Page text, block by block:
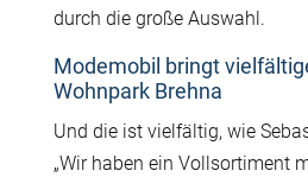
durch die große Auswahl.
Modemobil bringt
Wohnpark Brehna
Und die ist vielfältig, wie
„Wir haben ein Vollsortiment